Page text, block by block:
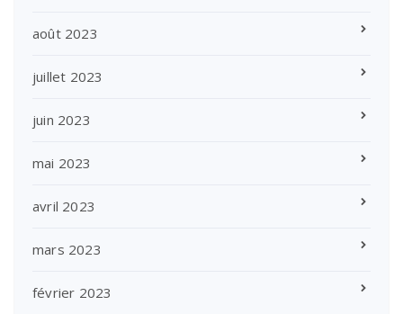
août 2023
juillet 2023
juin 2023
mai 2023
avril 2023
mars 2023
février 2023